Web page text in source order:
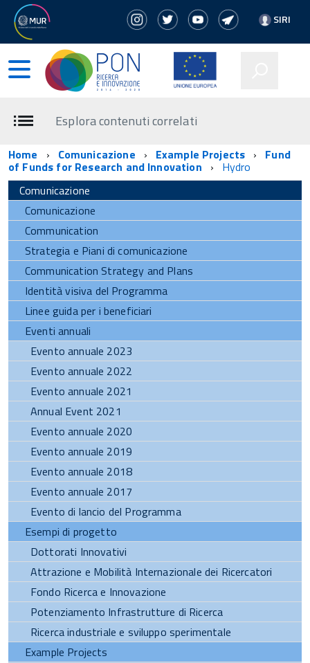
SIRI
Esplora contenuti correlati
Home Comunicazione Example Projects Fund
of Funds for Research and Innovation
Hydro
Comunicazione
Comunicazione
Communication
Strategia e Piani di comunicazione
Communication Strategy and Plans
Identità visiva del Programma
Linee guida per i beneficiari
Eventi annuali
Evento annuale 2023
Evento annuale 2022
Evento annuale 2021
Annual Event 2021
Evento annuale 2020
Evento annuale 2019
Evento annuale 2018
Evento annuale 2017
Evento di lancio del Programma
Esempi di progetto
Dottorati Innovativi
Attrazione e Mobilità Internazionale dei Ricercatori
Fondo Ricerca e Innovazione
Potenziamento Infrastrutture di Ricerca
Ricerca industriale e sviluppo sperimentale
Example Projects